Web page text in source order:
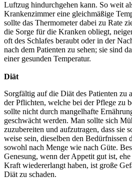
Luftzug hindurchgehen kann. So weit
Krankenzimmer eine gleichmäßige
sollte das Thermometer dabei zu Rate
die Sorge für die Kranken obliegt,
oft des Schlafes beraubt oder in der
nach dem Patienten zu sehen; sie sind
einer gesunden Temperatur.
Diät
Sorgfältig auf die Diät des Patienten zu
der Pflichten, welche bei der Pflege zu
sollte nicht durch mangelhafte
geschwächt werden. Man sollte sich
zuzubereiten und aufzutragen, dass sie
weise sein, dieselben den Bedürfnissen
sowohl nach Menge wie nach Güte.
Genesung, wenn der Appetit gut ist,
Kraft wiedererlangt haben, ist große
Diät zu schaden.